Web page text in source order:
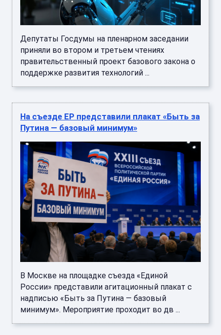
Депутаты Госдумы на пленарном заседании
приняли во втором и третьем чтениях
правительственный проект базового закона о
поддержке развития технологий ...
На съезде ЕР представили плакат «Быть за
Путина — базовый минимум»
В Москве на площадке съезда «Единой
России» представили агитационный плакат с
надписью «Быть за Путина — базовый
минимум». Мероприятие проходит во дв ...